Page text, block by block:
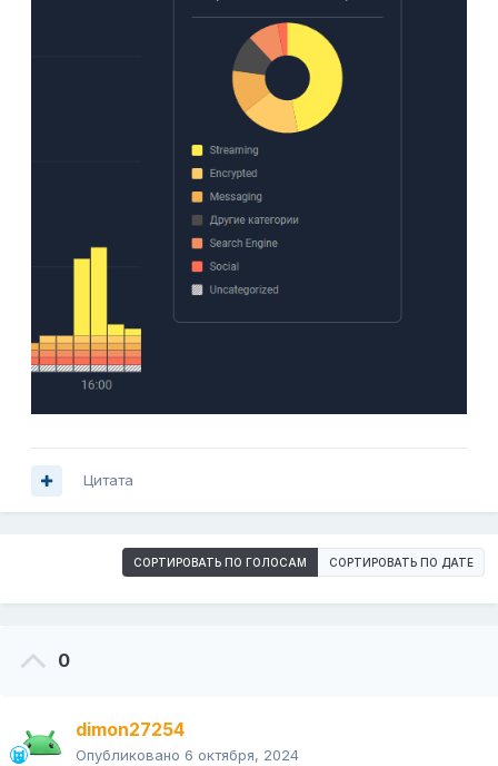
Цитата
СОРТИРОВАТЬ ПО ГОЛОСАМ СОРТИРОВАТЬ ПО ДАТЕ
0
dimon27254
Опубликовано 6 октября, 2024